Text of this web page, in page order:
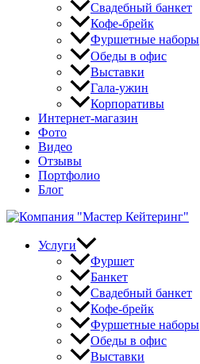
Свадебный банкет
Кофе-брейк
Фуршетные наборы
Обеды в офис
Выставки
Гала-ужин
Корпоративы
Интернет-магазин
Фото
Видео
Отзывы
Портфолио
Блог
Услуги
Фуршет
Банкет
Свадебный банкет
Кофе-брейк
Фуршетные наборы
Обеды в офис
Выставки